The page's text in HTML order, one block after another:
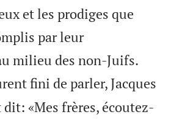
et les prodiges que
par leur
milieu des non-Juifs.
fini de parler, Jacques
«Mes frères, écoutez-